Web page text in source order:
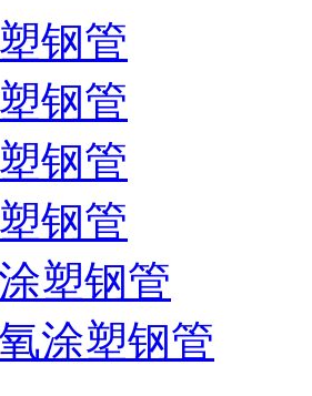
钢管
钢管
钢管
钢管
塑钢管
涂塑钢管